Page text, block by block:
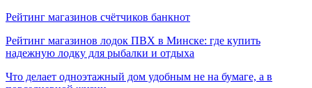
Рейтинг магазинов счётчиков банкнот
Рейтинг магазинов лодок ПВХ в Минске: где купить
надежную лодку для рыбалки и отдыха
Что делает одноэтажный дом удобным не на бумаге, а в